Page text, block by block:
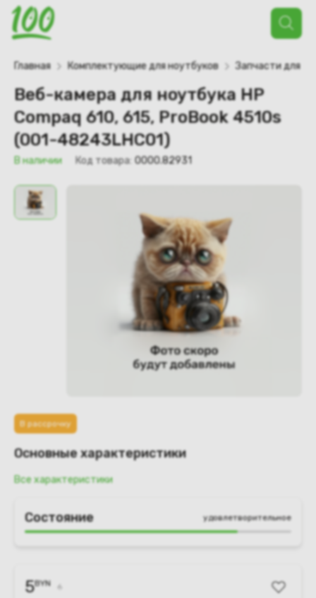
Поиск
товаров
Главная Комплектующие для ноутбуков Запчасти для
Веб-камера для ноутбука HP
Compaq 610, 615, ProBook 4510s
(001-48243LHC01)
В наличии Код товара: 0000.82931
В рассрочку
Основные характеристики
Все характеристики
Состояние удовлетворительное
5BYN 6